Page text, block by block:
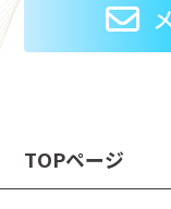
TOPページ